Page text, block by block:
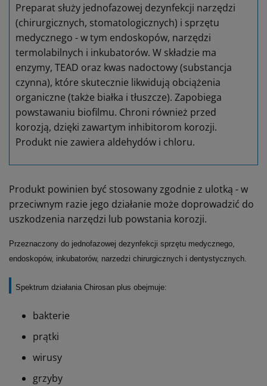
Preparat służy jednofazowej dezynfekcji narzędzi
(chirurgicznych, stomatologicznych) i sprzętu
medycznego - w tym endoskopów, narzędzi
termolabilnych i inkubatorów. W składzie ma
enzymy, TEAD oraz kwas nadoctowy (substancja
czynna), które skutecznie likwidują obciążenia
organiczne (także białka i tłuszcze). Zapobiega
powstawaniu biofilmu. Chroni również przed
korozją, dzięki zawartym inhibitorom korozji.
Produkt nie zawiera aldehydów i chloru.
Produkt powinien być stosowany zgodnie z ulotką - w
przeciwnym razie jego działanie może doprowadzić do
uszkodzenia narzędzi lub powstania korozji.
Przeznaczony do jednofazowej dezynfekcji sprzętu medycznego,
endoskopów, inkubatorów, narzedzi chirurgicznych i dentystycznych.
Spektrum działania Chirosan plus obejmuje:
bakterie
prątki
wirusy
grzyby